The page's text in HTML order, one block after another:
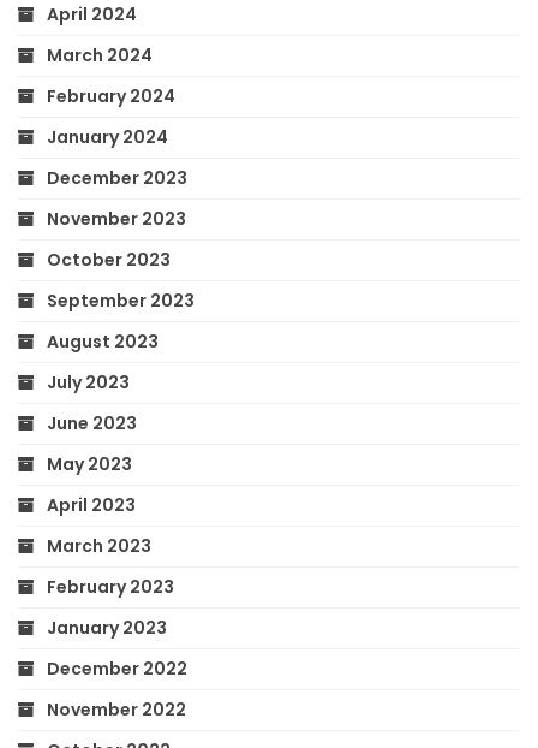
April 2024
March 2024
February 2024
January 2024
December 2023
November 2023
October 2023
September 2023
August 2023
July 2023
June 2023
May 2023
April 2023
March 2023
February 2023
January 2023
December 2022
November 2022